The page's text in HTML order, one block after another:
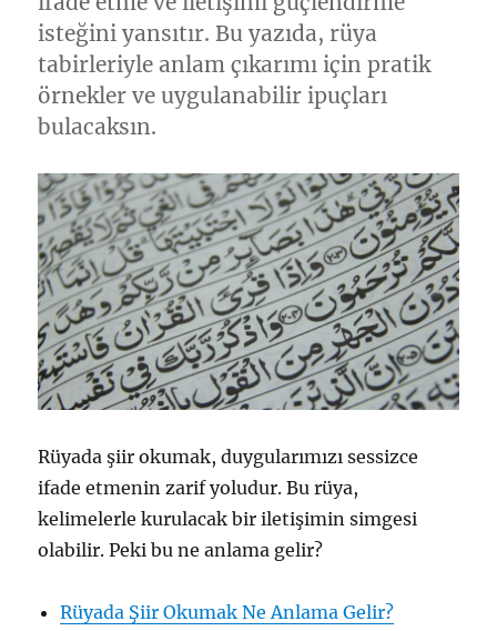
isteğini yansıtır. Bu yazıda, rüya
tabirleriyle anlam çıkarımı için pratik
örnekler ve uygulanabilir ipuçları
bulacaksın.
Rüyada şiir okumak, duygularımızı sessizce
ifade etmenin zarif yoludur. Bu rüya,
kelimelerle kurulacak bir iletişimin simgesi
olabilir. Peki bu ne anlama gelir?
Rüyada Şiir Okumak Ne Anlama Gelir?